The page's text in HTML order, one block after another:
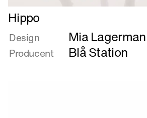
Læs
mere
om
Hippo
Hippo
Design Mia Lagerman
Producent Blå Station